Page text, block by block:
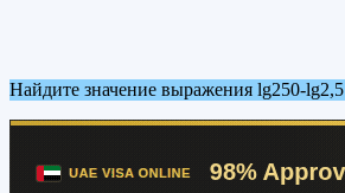
Найдите значение выражения lg250-lg2,5